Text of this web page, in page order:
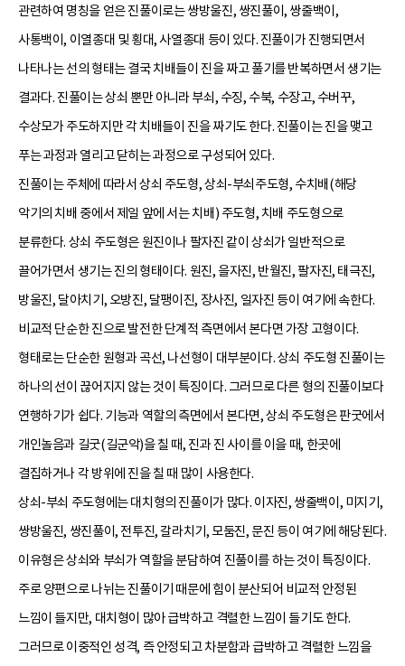
관련하여 명칭을 얻은 진풀이로는 쌍방울진, 쌍진풀이, 쌍줄백이,
사통백이, 이열종대 및 횡대, 사열종대 등이 있다. 진풀이가 진행되면서
나타나는 선의 형태는 결국 치배들이 진을 짜고 풀기를 반복하면서 생기는
결과다. 진풀이는 상쇠 뿐만 아니라 부쇠, 수징, 수북, 수장고, 수버꾸,
수상모가 주도하지만 각 치배들이 진을 짜기도 한다. 진풀이는 진을 맺고
푸는 과정과 열리고 닫히는 과정으로 구성되어 있다.
진풀이는 주체에 따라서 상쇠 주도형, 상쇠-부쇠주도형, 수치배(해당
악기의 치배 중에서 제일 앞에 서는 치배) 주도형, 치배 주도형으로
분류한다. 상쇠 주도형은 원진이나 팔자진 같이 상쇠가 일반적으로
끌어가면서 생기는 진의 형태이다. 원진, 을자진, 반월진, 팔자진, 태극진,
방울진, 달아치기, 오방진, 달팽이진, 장사진, 일자진 등이 여기에 속한다.
비교적 단순한 진으로 발전한 단계적 측면에서 본다면 가장 고형이다.
형태로는 단순한 원형과 곡선, 나선형이 대부분이다. 상쇠 주도형 진풀이는
하나의 선이 끊어지지 않는 것이 특징이다. 그러므로 다른 형의 진풀이보다
연행하기가 쉽다. 기능과 역할의 측면에서 본다면, 상쇠 주도형은 판굿에서
개인놀음과 길굿(길군악)을 칠 때, 진과 진 사이를 이을 때, 한곳에
결집하거나 각 방위에 진을 칠 때 많이 사용한다.
상쇠-부쇠 주도형에는 대치형의 진풀이가 많다. 이자진, 쌍줄백이, 미지기,
쌍방울진, 쌍진풀이, 전투진, 갈라치기, 모둠진, 문진 등이 여기에 해당된다.
이유형은 상쇠와 부쇠가 역할을 분담하여 진풀이를 하는 것이 특징이다.
주로 양편으로 나뉘는 진풀이기 때문에 힘이 분산되어 비교적 안정된
느낌이 들지만, 대치형이 많아 급박하고 격렬한 느낌이 들기도 한다.
그러므로 이중적인 성격, 즉 안정되고 차분함과 급박하고 격렬한 느낌을